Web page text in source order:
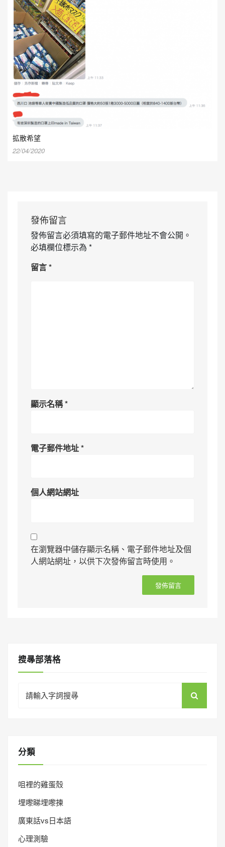
拡散希望
22/04/2020
發佈留言
發佈留言必須填寫的電子郵件地址不會公開。
必填欄位標示為 *
留言*
顯示名稱*
電子郵件地址*
個人網站網址
在瀏覽器中儲存顯示名稱、電子郵件地址及個
人網站網址，以供下次發佈留言時使用。
搜㝷部落格
for:
分類
咀裡的雞蛋殼
埋嚟睇埋嚟揀
廣東話vs日本語
心理測驗